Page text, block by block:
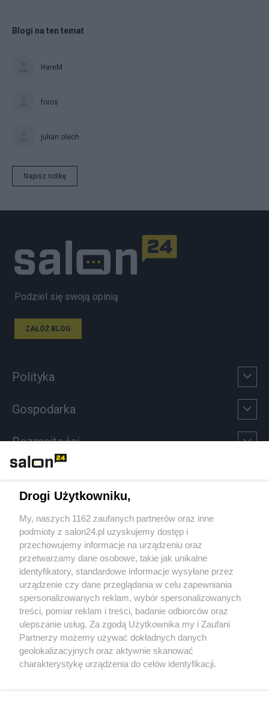
Blogi na ten temat
HareM
foros
julian olech
Napisz notkę
Podziel się swoją opinią
ZAŁÓŻ BLOG
Polityka
Gospodarka
Rozmaitości
Sport
Społeczeństwo
Kultura
X Facebook Instagram Youtube
Drogi Użytkowniku,
My, naszych 1162 zaufanych partnerów oraz inne
podmioty z salon24.pl uzyskujemy dostęp i
przechowujemy informacje na urządzeniu oraz
przetwarzamy dane osobowe, takie jak unikalne
identyfikatory, standardowe informacje wysyłane przez
urządzenie czy dane przeglądania w celu zapewniania
spersonalizowanych reklam, wybór spersonalizowanych
treści, pomiar reklam i treści, badanie odbiorców oraz
ulepszanie usług. Za zgodą Użytkownika my i Zaufani
Partnerzy możemy używać dokładnych danych
geolokalizacyjnych oraz aktywnie skanować
charakterystykę urządzenia do celów identyfikacji.